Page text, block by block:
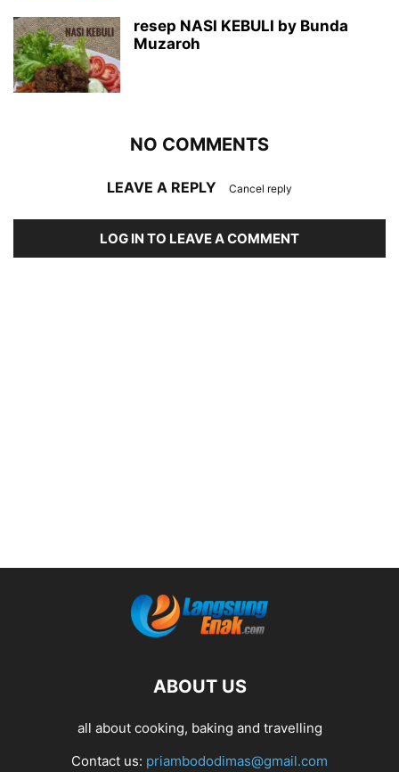
resep NASI KEBULI by Bunda
Muzaroh
NO COMMENTS
LEAVE A REPLY Cancel reply
LOG IN TO LEAVE A COMMENT
ABOUT US
all about cooking, baking and travelling
Contact us: priambododimas@gmail.com